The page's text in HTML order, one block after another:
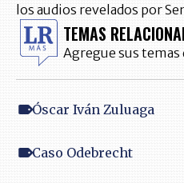
los audios revelados por
TEMAS
Agregue sus temas
Óscar Iván Zuluaga
Caso Odebrecht